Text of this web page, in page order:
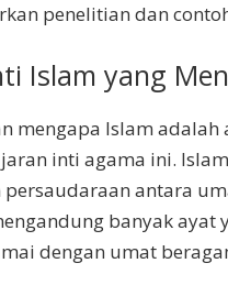
penelitian dan
Islam yang
mengapa Islam
inti agama ini.
antara
banyak
dengan umat